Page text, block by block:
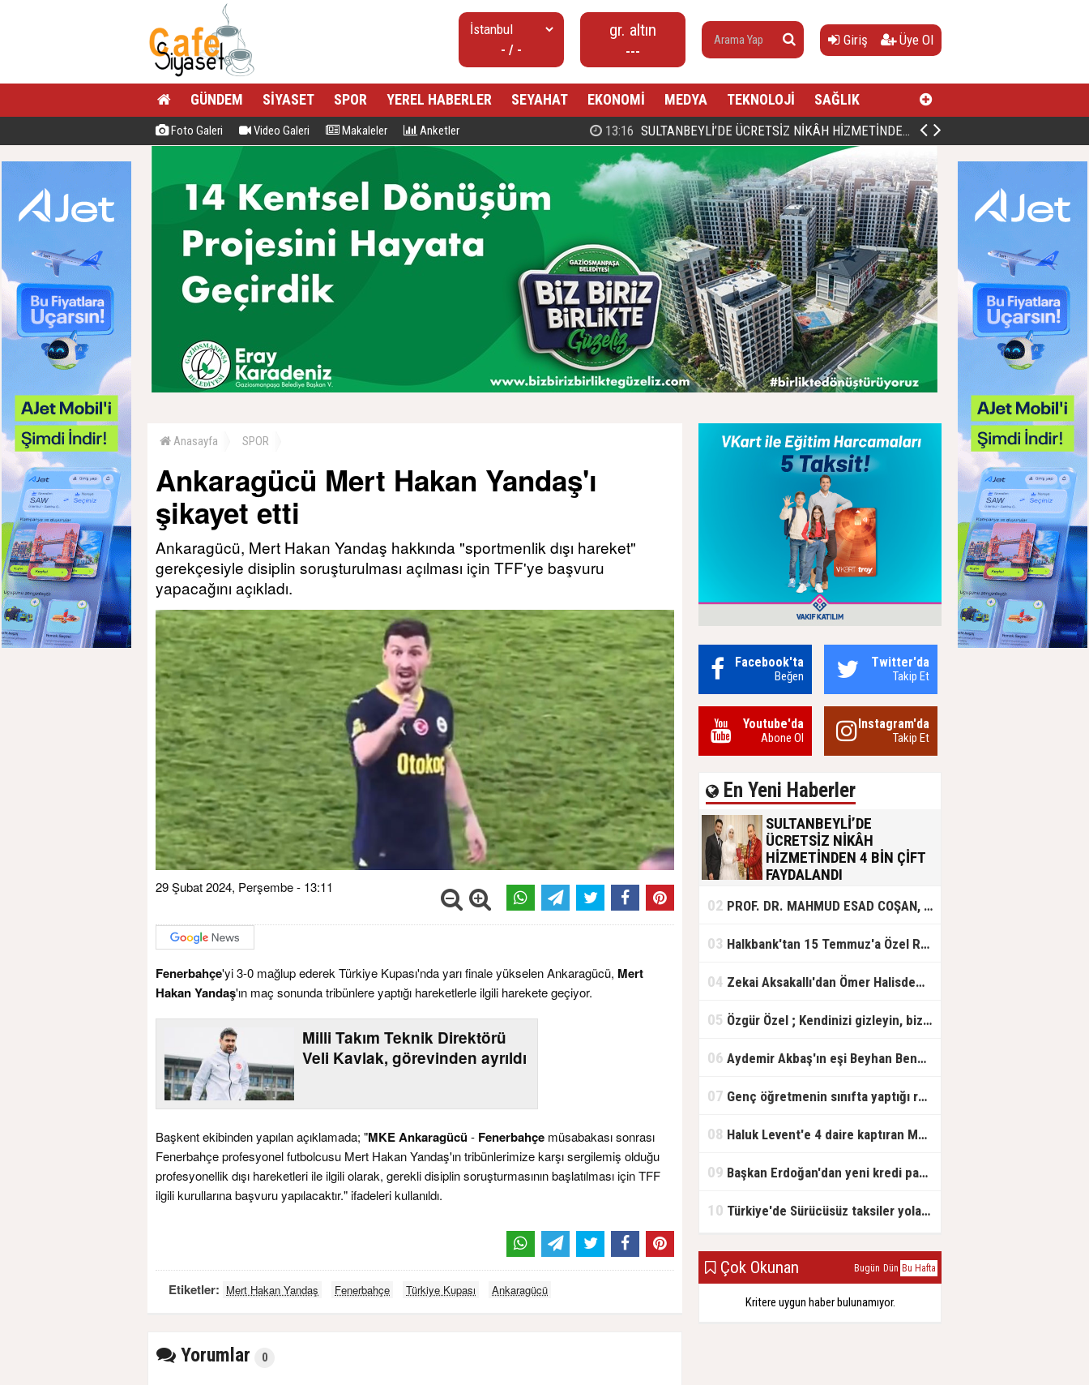
- / -
gr. altın
---
Giriş Üye Ol
GÜNDEM SİYASET SPOR YEREL HABERLER SEYAHAT EKONOMİ MEDYA TEKNOLOJİ SAĞLIK
Foto Galeri Video Galeri Makaleler Anketler 00:27 PROF. DR. MAHMUD ESAD COŞAN, DOĞUMUNUN HİCRÎ 91. YILINDA ELAZIĞ'DA YÂD EDİLECEK
Anasayfa SPOR
Ankaragücü Mert Hakan Yandaş'ı
şikayet etti
Ankaragücü, Mert Hakan Yandaş hakkında "sportmenlik dışı hareket"
gerekçesiyle disiplin soruşturulması açılması için TFF'ye başvuru
yapacağını açıkladı.
29 Şubat 2024, Perşembe - 13:11
Fenerbahçe'yi 3-0 mağlup ederek Türkiye Kupası'nda yarı finale yükselen Ankaragücü, Mert
Hakan Yandaş'ın maç sonunda tribünlere yaptığı hareketlerle ilgili harekete geçiyor.
Milli Takım Teknik Direktörü
Veli Kavlak, görevinden ayrıldı
Başkent ekibinden yapılan açıklamada; "MKE Ankaragücü- Fenerbahçe müsabakası sonrası
Fenerbahçe profesyonel futbolcusu Mert Hakan Yandaş'ın tribünlerimize karşı sergilemiş olduğu
profesyonellik dışı hareketleri ile ilgili olarak, gerekli disiplin soruşturmasının başlatılması için TFF
ilgili kurullarına başvuru yapılacaktır." ifadeleri kullanıldı.
Etiketler: Mert Hakan Yandaş Fenerbahçe Türkiye Kupası Ankaragücü
Yorumlar 0
Facebook'ta
Beğen
Twitter'da
Takip Et
Youtube'da
Abone Ol
Instagram'da
Takip Et
En Yeni Haberler
SULTANBEYLİ’DE
ÜCRETSİZ NİKÂH
HİZMETİNDEN 4 BİN ÇİFT
FAYDALANDI
olan gençlere destek amacıyla
başlattığı ücretsiz nikâh hizmetini
başlattıklarını belirten Sultanbeyli
ücretsiz hizmet vermenin
02 PROF. DR. MAHMUD ESAD COŞAN, DOĞUMUNUN HİCRÎ 91. YILINDA ELAZIĞ'DA YÂD EDİLECEK
03 Halkbank'tan 15 Temmuz'a Özel Reklam Filmi: "İrade Bizim, Zafer Bizim"
04 Zekai Aksakallı'dan Ömer Halisdemir'e 'vefa' ziyareti!
05 Özgür Özel ; Kendinizi gizleyin, bizden işaret bekleyin
06 Aydemir Akbaş'ın eşi Beyhan Benek Akbaş hayatını kaybetti
07 Genç öğretmenin sınıfta yaptığı rezil paylaşım
08 Haluk Levent'e 4 daire kaptıran Müteahhit soluğu savcılıkta aldı
09 Başkan Erdoğan'dan yeni kredi paketi müjdesi: 6 ay geri ödemesiz, 36 ay vadeli
10 Türkiye'de Sürücüsüz taksiler yola çıkmaya hazırlanıyor
Çok Okunan Bugün Dün Bu Hafta
Kritere uygun haber bulunamıyor.